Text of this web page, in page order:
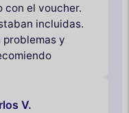
con el voucher.
incluidas.
problemas y
V.